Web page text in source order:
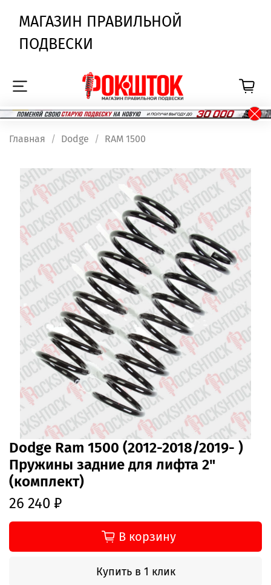
МАГАЗИН ПРАВИЛЬНОЙ
ПОДВЕСКИ
Главная Dodge RAM 1500
Dodge Ram 1500 (2012-2018/2019- )
Пружины задние для лифта 2"
(комплект)
26 240 ₽
В корзину
Купить в 1 клик